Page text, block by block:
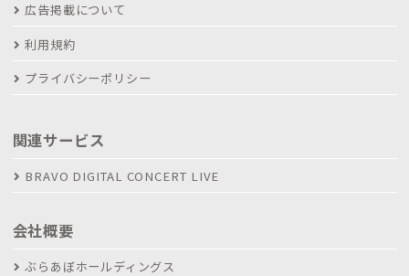
広告掲載について
利用規約
プライバシーポリシー
関連サービス
BRAVO DIGITAL CONCERT LIVE
会社概要
ぶらあぼホールディングス